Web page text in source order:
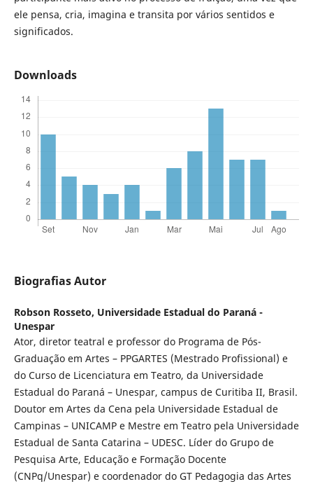
ele pensa, cria, imagina e transita por vários sentidos e
significados.
Downloads
Biografias Autor
Robson Rosseto, Universidade Estadual do Paraná -
Unespar
Ator, diretor teatral e professor do Programa de Pós-
Graduação em Artes – PPGARTES (Mestrado Profissional) e
do Curso de Licenciatura em Teatro, da Universidade
Estadual do Paraná – Unespar, campus de Curitiba II, Brasil.
Doutor em Artes da Cena pela Universidade Estadual de
Campinas – UNICAMP e Mestre em Teatro pela Universidade
Estadual de Santa Catarina – UDESC. Líder do Grupo de
Pesquisa Arte, Educação e Formação Docente
(CNPq/Unespar) e coordenador do GT Pedagogia das Artes